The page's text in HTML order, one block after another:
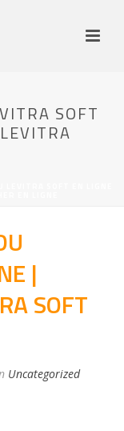
SOFT
|
SOFT
Uncategorized